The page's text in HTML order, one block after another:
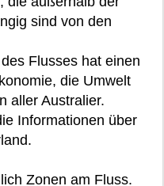
sind von den
Flusses hat einen
die Umwelt
aller Australier.
Informationen über
Zonen am Fluss.